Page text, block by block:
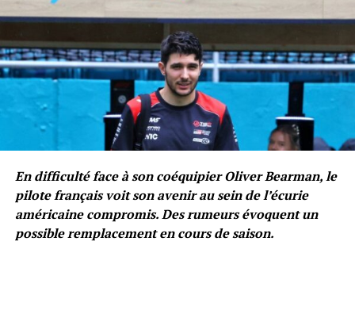
En difficulté face à son coéquipier Oliver Bearman, le
pilote français voit son avenir au sein de l’écurie
américaine compromis. Des rumeurs évoquent un
possible remplacement en cours de saison.